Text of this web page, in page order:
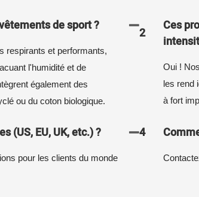
de sport ?
respirants et performants,
l'humidité et de
également des
ou du coton biologique.
2
Ces
Oui !
les rend
à fort
(US, EU, UK, etc.) ?
pour les clients du monde
4